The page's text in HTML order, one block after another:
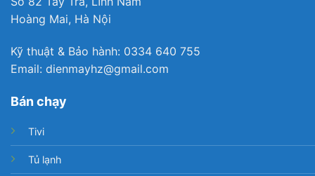
Hoàng Mai, Hà Nội
Kỹ thuật & Bảo hành: 0334 640 755
Email: dienmayhz@gmail.com
Bán chạy
Tivi
Tủ lạnh